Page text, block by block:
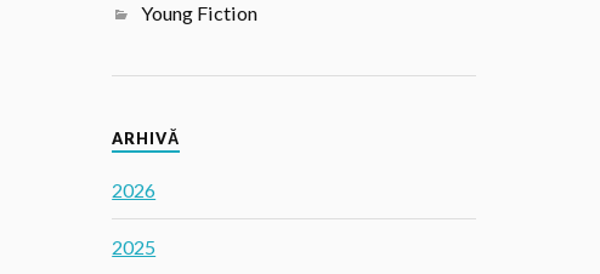
Young Fiction
ARHIVĂ
2026
2025